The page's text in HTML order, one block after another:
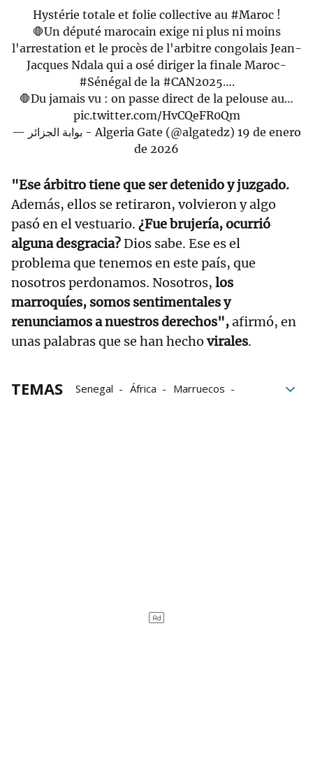
Hystérie totale et folie collective au #Maroc!
🛑Un député marocain exige ni plus ni moins
l'arrestation et le procès de l'arbitre congolais Jean-
Jacques Ndala qui a osé diriger la finale Maroc-
#Sénégal de la #CAN2025….
🛑Du jamais vu : on passe direct de la pelouse au…
pic.twitter.com/HvCQeFR0Qm
— بوابة الجزائر - Algeria Gate (@algatedz) 19 de enero
de 2026
"Ese árbitro tiene que ser detenido y juzgado.
Además, ellos se retiraron, volvieron y algo
pasó en el vestuario. ¿Fue brujería, ocurrió
alguna desgracia?Dios sabe. Ese es el
problema que tenemos en este país, que
nosotros perdonamos. Nosotros, los
marroquíes, somos sentimentales y
renunciamos a nuestros derechos",afirmó, en
unas palabras que se han hecho virales.
TEMAS Senegal África
Marruecos